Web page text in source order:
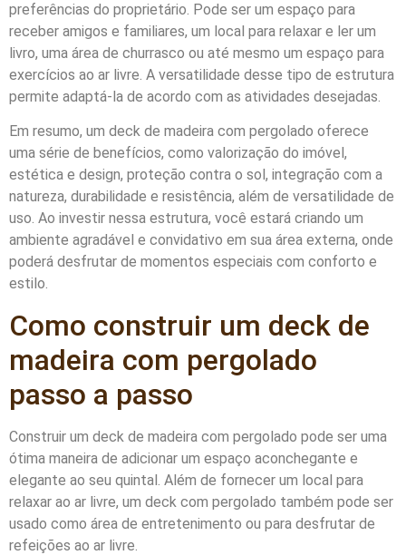
preferências do proprietário. Pode ser um espaço para
receber amigos e familiares, um local para relaxar e ler um
livro, uma área de churrasco ou até mesmo um espaço para
exercícios ao ar livre. A versatilidade desse tipo de estrutura
permite adaptá-la de acordo com as atividades desejadas.
Em resumo, um deck de madeira com pergolado oferece
uma série de benefícios, como valorização do imóvel,
estética e design, proteção contra o sol, integração com a
natureza, durabilidade e resistência, além de versatilidade de
uso. Ao investir nessa estrutura, você estará criando um
ambiente agradável e convidativo em sua área externa, onde
poderá desfrutar de momentos especiais com conforto e
estilo.
Como construir um deck de
madeira com pergolado
passo a passo
Construir um deck de madeira com pergolado pode ser uma
ótima maneira de adicionar um espaço aconchegante e
elegante ao seu quintal. Além de fornecer um local para
relaxar ao ar livre, um deck com pergolado também pode ser
usado como área de entretenimento ou para desfrutar de
refeições ao ar livre.